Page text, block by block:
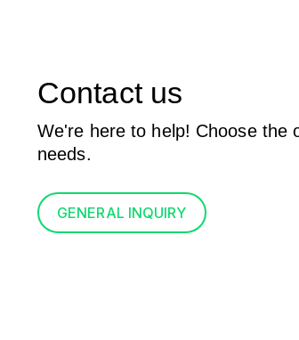
Contact us
We're here to help! Choose the
needs.
GENERAL INQUIRY